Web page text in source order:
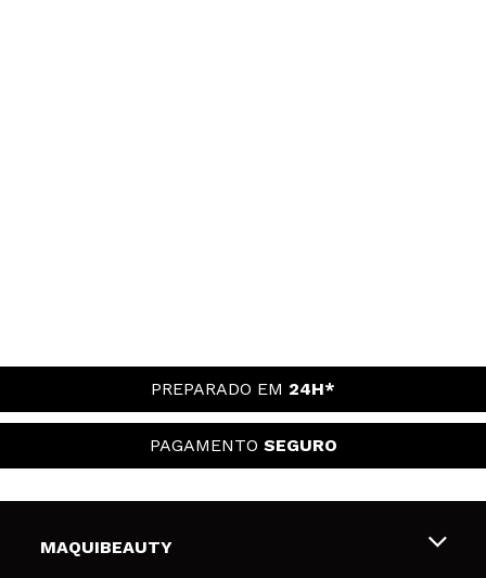
PREPARADO EM 24H*
PAGAMENTO SEGURO
MAQUIBEAUTY